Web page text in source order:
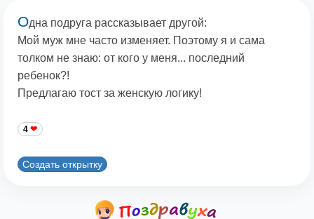
Одна подруга рассказывает другой:
Мой муж мне часто изменяет. Поэтому я и сама
толком не знаю: от кого у меня... последний
ребенок?!
Предлагаю тост за женскую логику!
4
Создать открытку